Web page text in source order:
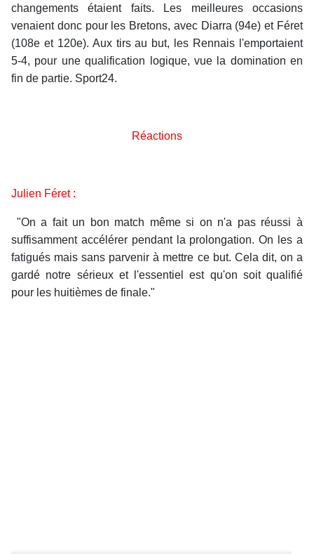
changements étaient faits. Les meilleures occasions
venaient donc pour les Bretons, avec Diarra (94e) et Féret
(108e et 120e). Aux tirs au but, les Rennais l'emportaient
5-4, pour une qualification logique, vue la domination en
fin de partie. Sport24.
Réactions
Julien Féret :
"On a fait un bon match même si on n'a pas réussi à
suffisamment accélérer pendant la prolongation. On les a
fatigués mais sans parvenir à mettre ce but. Cela dit, on a
gardé notre sérieux et l'essentiel est qu'on soit qualifié
pour les huitièmes de finale."